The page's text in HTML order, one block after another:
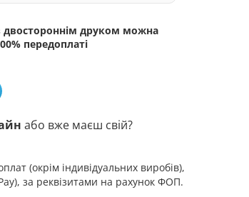
двостороннім друком можна
передоплаті
або вже маєш свій?
(окрім індивідуальних виробів),
за реквізитами на рахунок ФОП.